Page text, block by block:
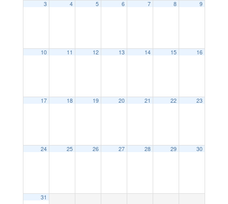
3 4 5 6 7 8 9
10 11 12 13 14 15 16
17 18 19 20 21 22 23
24 25 26 27 28 29 30
31